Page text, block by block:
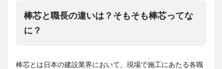
棒芯と職長の違いは？そもそも棒芯ってな
に？
棒芯とは日本の建設業界において、現場で施工にあたる各職